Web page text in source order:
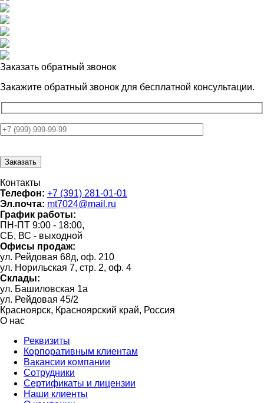
Заказать обратный звонок
Закажите обратный звонок для бесплатной консультации.
Контакты
Телефон: +7 (391) 281-01-01
Эл.почта: mt7024@mail.ru
График работы:
ПН-ПТ 9:00 - 18:00,
СБ, ВС - выходной
Офисы продаж:
ул. Рейдовая 68д, оф. 210
ул. Норильская 7, стр. 2, оф. 4
Склады:
ул. Башиловская 1а
ул. Рейдовая 45/2
Красноярск, Красноярский край, Россия
О нас
Реквизиты
Корпоративным клиентам
Вакансии компании
Сотрудники
Сертификаты и лицензии
Наши клиенты